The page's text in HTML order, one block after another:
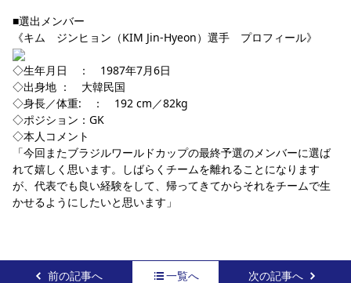
YANMAR HANASAKA STADIUM
DAZNで観戦
アウェイツアー
アウェイツアー
よくある質問
よくある質問
サステナビリティ
活動レポート
SPORT POSITIVE LEAGUES
スポーツクラブ
スポーツクラブ
関連団体/施設
長居公園 セレッソフットサルパーク セレッソフットサルパーク長居
セレッソスポーツパーク舞洲 YANMAR HANASAKA STADIUM
セレッソ大阪アカデミー
子供のサッカースクール
すべて チケット イベント ファンクラブ
ホームタウン
パートナー スポーツクラブ メディア 30周年
■選出メンバー
《キム　ジンヒョン（KIM Jin-Hyeon）選手　プロフィール》
◇生年月日　：　1987年7月6日
◇出身地 ：　大韓民国
◇身長／体重:　：　192 cm／82kg
◇ポジション：GK
◇本人コメント
「今回またブラジルワールドカップの最終予選のメンバーに選ば
れて嬉しく思います。しばらくチームを離れることになります
が、代表でも良い経験をして、帰ってきてからそれをチームで生
かせるようにしたいと思います」
前の記事へ 一覧へ 次の記事へ